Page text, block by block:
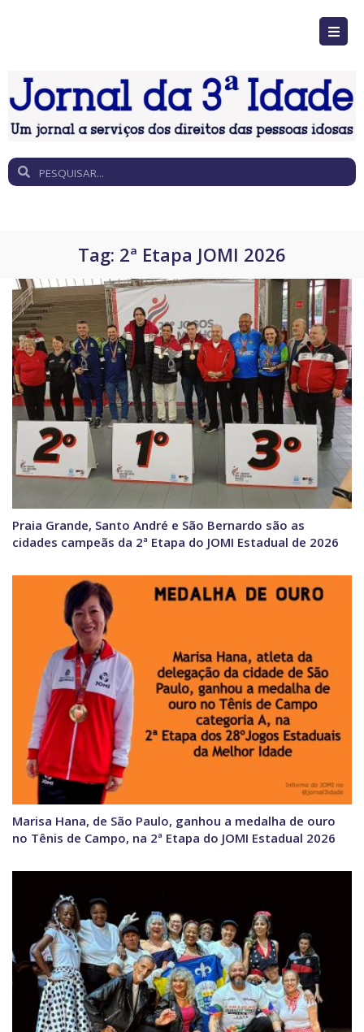
Tag: 2ª Etapa JOMI 2026
Praia Grande, Santo André e São Bernardo são as
cidades campeãs da 2ª Etapa do JOMI Estadual de 2026
Marisa Hana, de São Paulo, ganhou a medalha de ouro
no Tênis de Campo, na 2ª Etapa do JOMI Estadual 2026